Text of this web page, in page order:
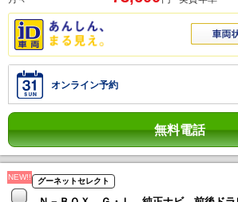
オンライン予約
無料電話
NEW!! グーネットセレクト